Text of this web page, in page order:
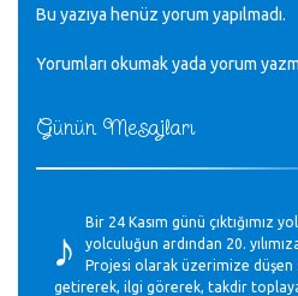
Günün Mesajları
♪
Bir 24 Kasım günü çıktığımız
yolculuğun ardından 20.
Projesi olarak üzerimize düşen
getirerek, ilgi görerek, takdir
Bu yazıya henüz yorum yapılmadı.
Yorumları okumak yada yorum